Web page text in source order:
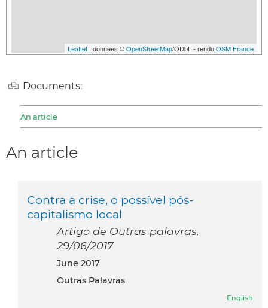
Leaflet | données ©OpenStreetMap/ODbL - renduOSM France
Documents:
An article
An article
Contra a crise, o possível pós-
capitalismo local
Artigo de Outras palavras,
29/06/2017
June 2017
Outras Palavras
English